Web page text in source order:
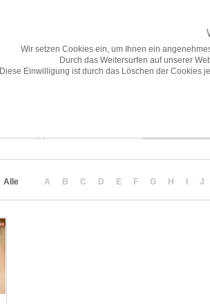
Alle A B C D E F G H J
Wir setzen Cookies ein, um Ihnen ein
Durch das Weitersurfen auf unserer
Diese Einwilligung ist durch das Löschen der Cookies